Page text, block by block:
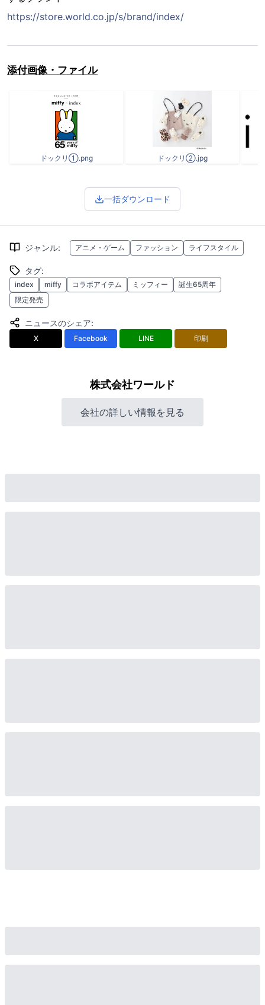
https://store.world.co.jp/s/brand/index/
添付画像・ファイル
ドックリ①.png ドックリ②.jpg
一括ダウンロード
ジャンル: アニメ・ゲーム ファッション ライフスタイル
タグ:
index miffy コラボアイテム ミッフィー
誕生65周年
限定発売
ニュースのシェア:
X Facebook LINE 印刷
株式会社ワールド
会社の詳しい情報を見る